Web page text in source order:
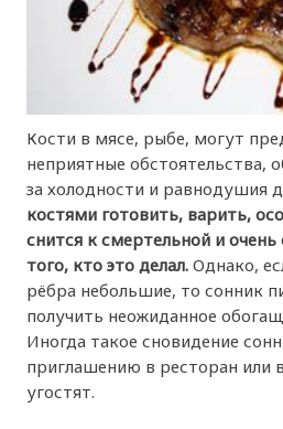
Кости в мясе, рыбе, могут
неприятные обстоятельства,
за холодности и равнодушия
костями готовить, варить,
снится к смертельной и очень
того, кто это делал. Однако,
рёбра небольшие, то сонник
получить неожиданное
Иногда такое сновидение
приглашению в ресторан или
угостят.